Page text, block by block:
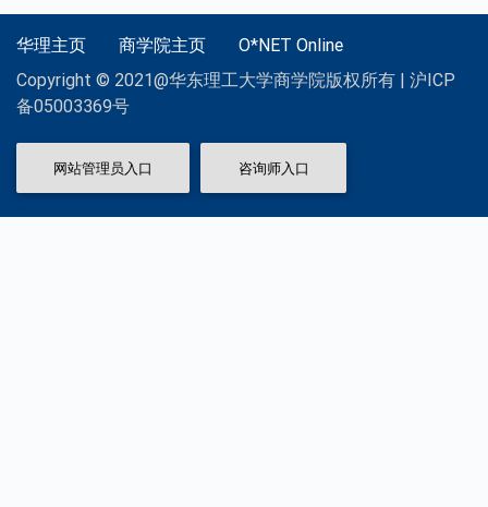
华理主页 商学院主页
O*NET Online
Copyright © 2021@华东理工大学商学院版权所有 | 沪ICP
备05003369号
网站管理员入口 咨询师入口